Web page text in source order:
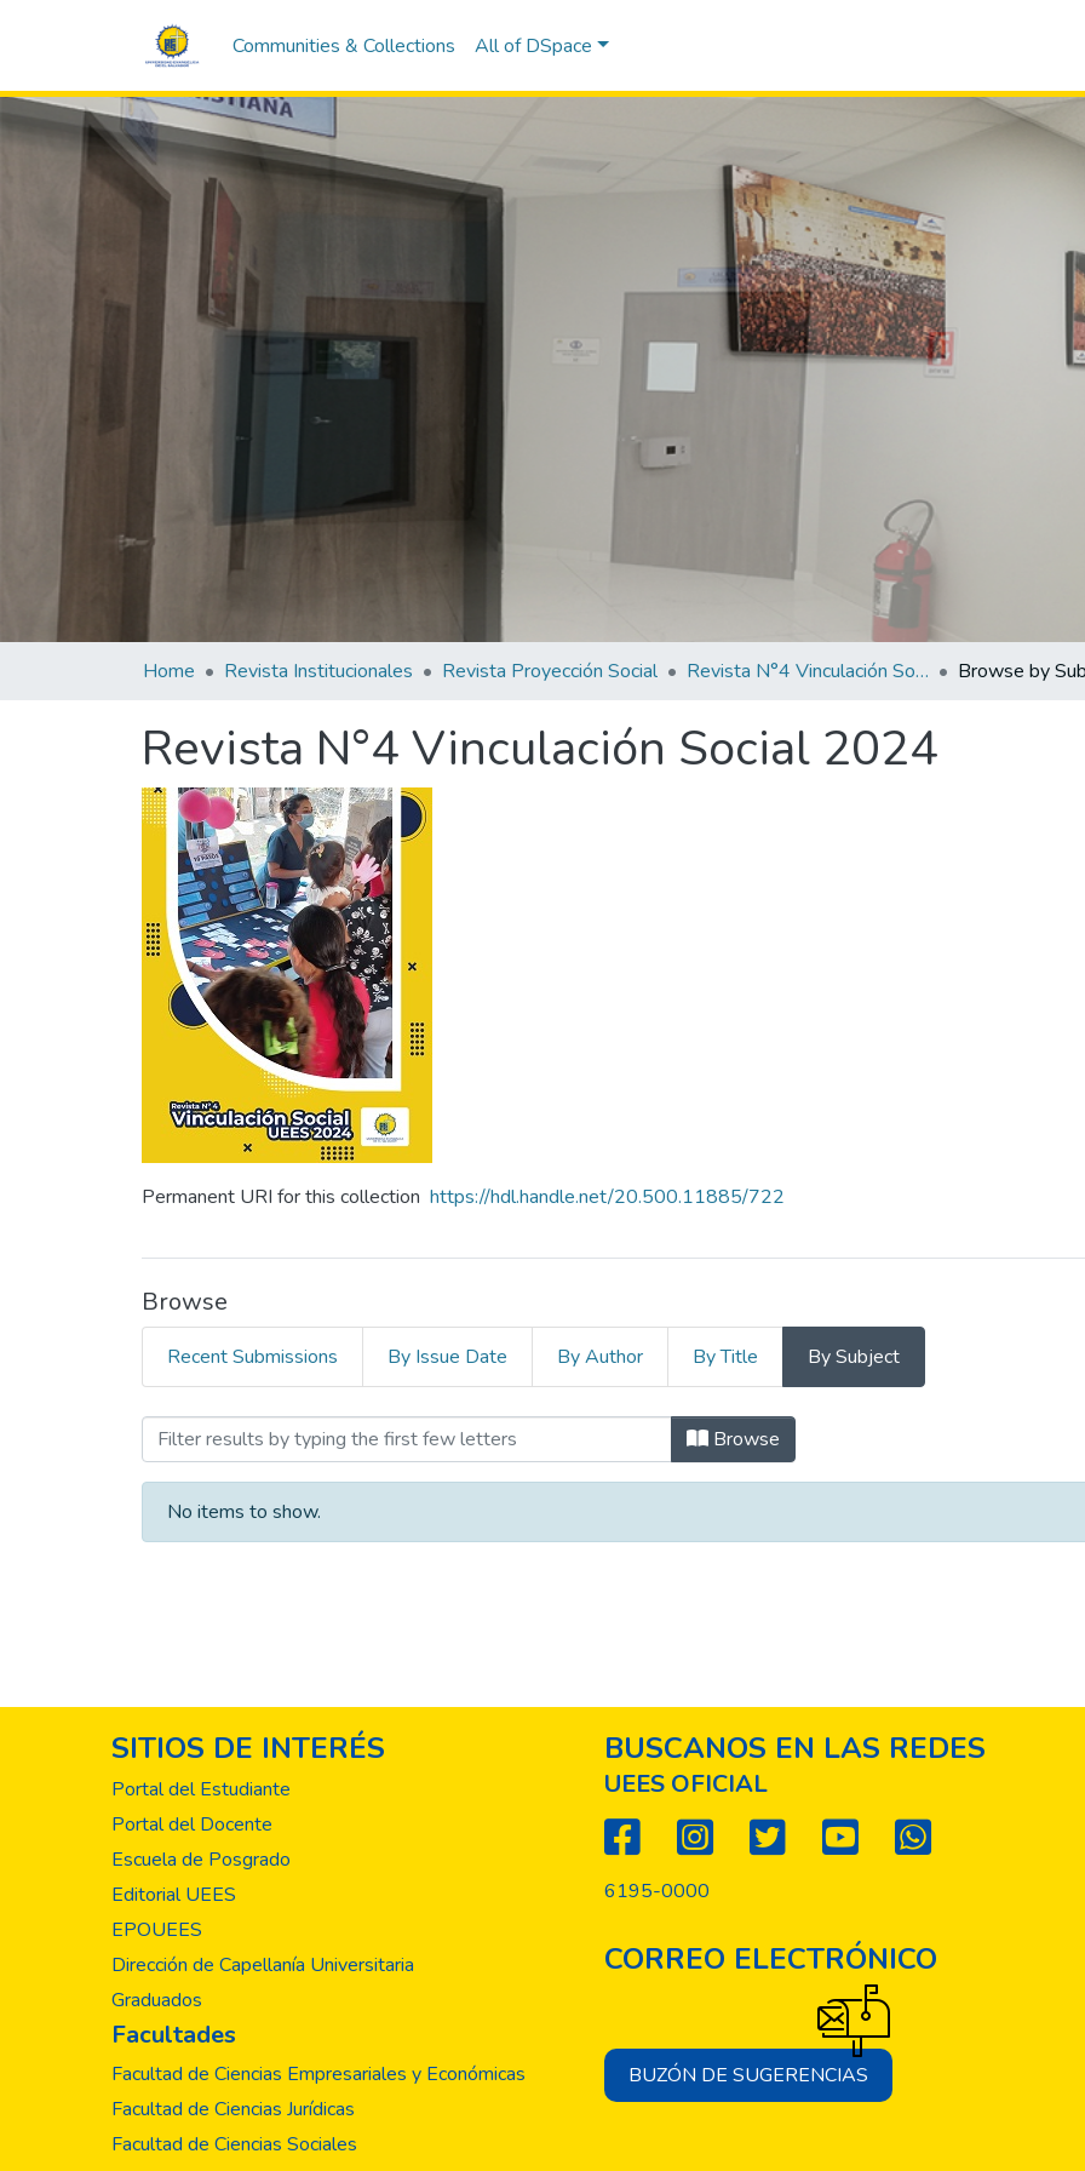
Communities & Collections All of DSpace
Home Revista Institucionales Revista Proyección Social Revista N°4 Vinculación Social 2024 Browse by
Revista N°4 Vinculación Social 2024
Permanent URI for this collection https://hdl.handle.net/20.500.11885/722
Browse
Recent Submissions By Issue Date By Author By Title By Subject
Browsing Revista N°4 Vinculación Social 2024 by Subject
Browse
No items to show.
SITIOS DE INTERÉS
Portal del Estudiante
Portal del Docente
Escuela de Posgrado
Editorial UEES
EPOUEES
Dirección de Capellanía Universitaria
Graduados
Facultades
Facultad de Ciencias Empresariales y Económicas
Facultad de Ciencias Jurídicas
Facultad de Ciencias Sociales
BUSCANOS EN LAS REDES
UEES OFICIAL
6195-0000
CORREO ELECTRÓNICO
BUZÓN DE SUGERENCIAS